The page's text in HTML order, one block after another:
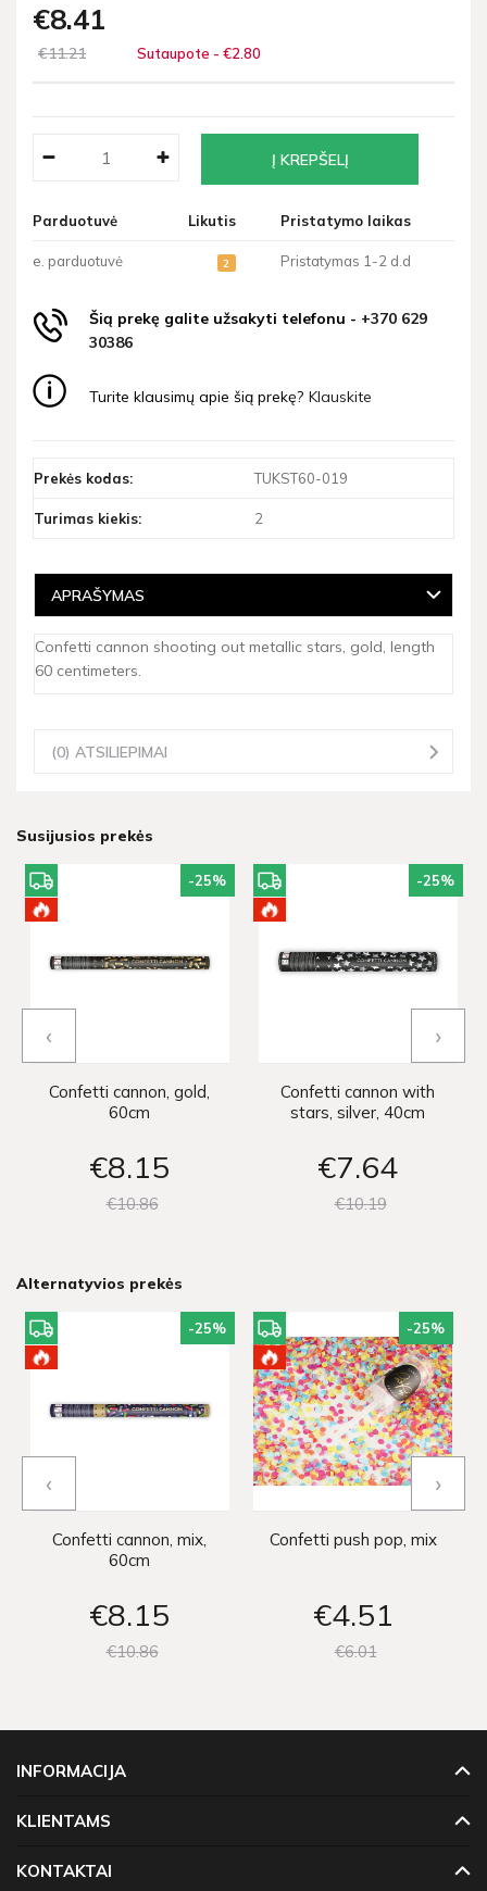
€8 41
€1121 Sutaupote - €2 80
Parduotuvė Likutis Pristatymo laikas
e. parduotuvė 2 Pristatymas 1-2 d.d
Šią prekę galite užsakyti telefonu - +370 629
30386
Turite klausimų apie šią prekę? Klauskite
Prekės kodas: TUKST60-019
Turimas kiekis: 2
APRAŠYMAS
Confetti cannon shooting out metallic stars, gold, length
60 centimeters.
(0) ATSILIEPIMAI
Susijusios prekės
-25%
Confetti cannon, gold,
60cm
€8 15
€1086
-25%
Confetti cannon with
stars, silver, 40cm
€7 64
€1019
‹ ›
Alternatyvios prekės
-25%
Confetti cannon, mix,
60cm
€8 15
€1086
-25%
Confetti push pop, mix
€4 51
€601
‹ ›
INFORMACIJA
KLIENTAMS
KONTAKTAI